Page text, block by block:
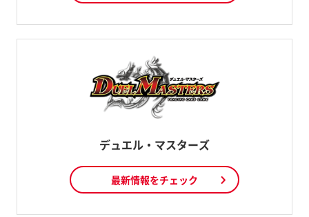
デュエル・マスターズ
最新情報をチェック